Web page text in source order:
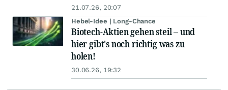
21.07.26, 20:07
Hebel-Idee | Long-Chance
Biotech-Aktien gehen steil – und
hier gibt's noch richtig was zu
holen!
30.06.26, 19:32